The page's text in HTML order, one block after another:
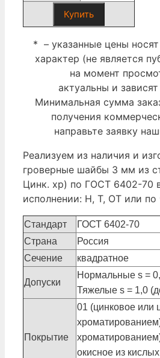
Купить
* – указанные цены
характер (не является
на момент
актуальны и
Минимальная сумма
получения
направьте заявку
Реализуем из наличия и
гроверные шайбы 3 мм из
Цинк. хр) по ГОСТ 6402-70
исполнении: Н, Т, ОТ или по
Стандарт
ГОСТ 6402-70
Страна
Россия
Сечение
квадратное
Допуски
Нормальные s =
Тяжелые s = 1,0
Покрытие
01 (цинковое или
окисное из